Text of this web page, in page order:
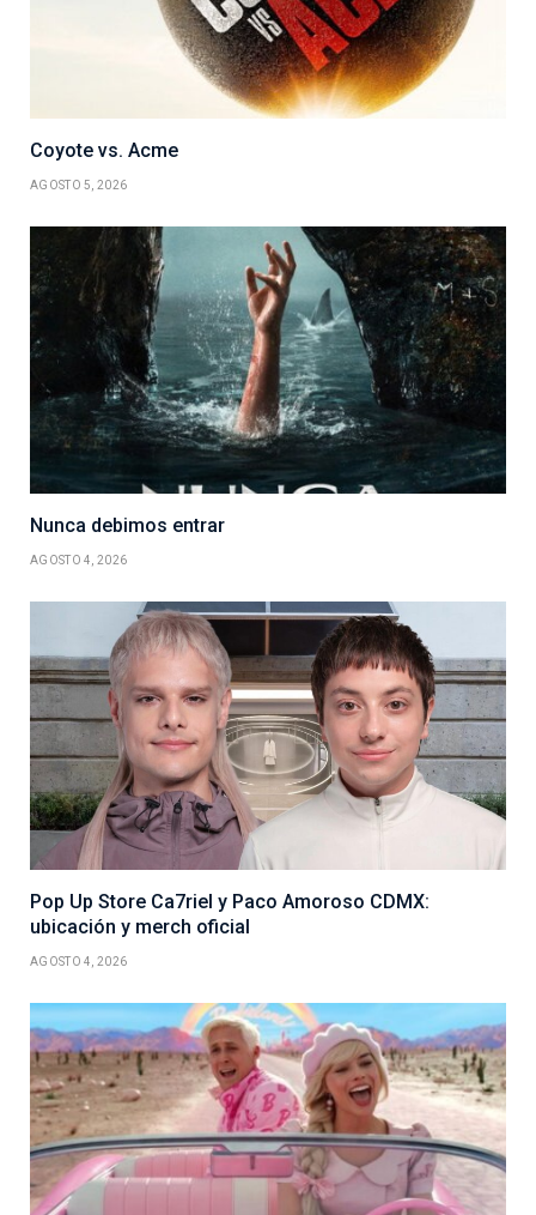
Coyote vs. Acme
AGOSTO 5, 2026
Nunca debimos entrar
AGOSTO 4, 2026
Pop Up Store Ca7riel y Paco Amoroso CDMX:
ubicación y merch oficial
AGOSTO 4, 2026